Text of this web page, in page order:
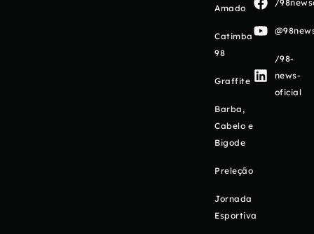
Amado
Catimba
98
Graffite
Barba,
Cabelo e
Bigode
Preleção
Jornada
Esportiva
/
/98-
news-
oficial